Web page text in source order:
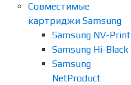
Совместимые
картриджи Samsung
Samsung NV-Print
Samsung Hi-Black
Samsung
NetProduct